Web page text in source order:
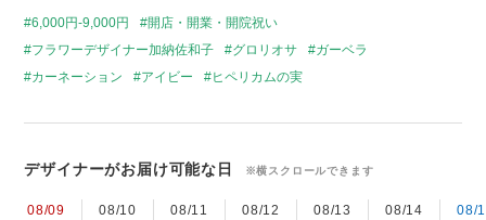
6,000円-9,000円
開店・開業・開院祝い
フラワーデザイナー加納佐和子
グロリオサ
ガーベラ
カーネーション
アイビー ヒペリカムの実
デザイナーがお届け可能な日 ※横スクロールできます
08/09
08/10
08/11
08/12
08/13
08/14
08/